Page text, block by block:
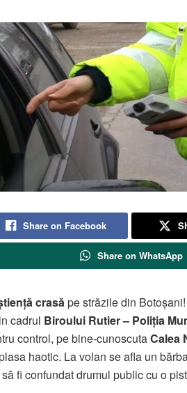
Share on Facebook
Share on WhatsApp
crasăpe străzile din
cadrul Biroului Rutier – Poliția
control, pe bine-cunoscutaCalea
haotic. La volan se afla un
fi confundat drumul public cu o